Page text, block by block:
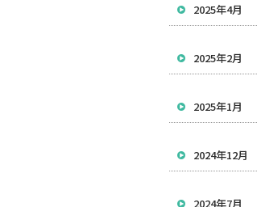
2025年4月
2025年2月
2025年1月
2024年12月
2024年7月